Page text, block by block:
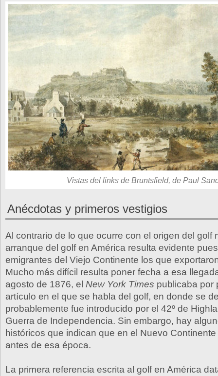
Vistas del links de Bruntsfield, de Paul
Anécdotas y primeros vestigios
Al contrario de lo que ocurre con el origen del golf
arranque del golf en América resulta evidente
emigrantes del Viejo Continente los que
Mucho más difícil resulta poner fecha a esa
agosto de 1876, el New York Times publicaba por
artículo en el que se habla del golf, en donde se
probablemente fue introducido por el 42º de
Guerra de Independencia. Sin embargo, hay
históricos que indican que en el Nuevo
antes de esa época.
La primera referencia escrita al golf en América